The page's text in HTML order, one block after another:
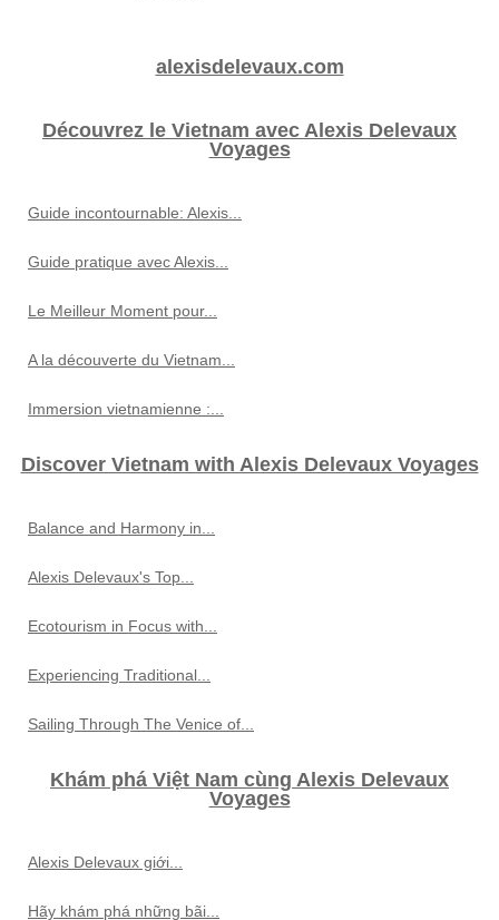
alexisdelevaux.com
Découvrez le Vietnam avec Alexis Delevaux
Voyages
Guide incontournable: Alexis...
Guide pratique avec Alexis...
Le Meilleur Moment pour...
A la découverte du Vietnam...
Immersion vietnamienne :...
Discover Vietnam with Alexis Delevaux Voyages
Balance and Harmony in...
Alexis Delevaux's Top...
Ecotourism in Focus with...
Experiencing Traditional...
Sailing Through The Venice of...
Khám phá Việt Nam cùng Alexis Delevaux
Voyages
Alexis Delevaux giới...
Hãy khám phá những bãi...